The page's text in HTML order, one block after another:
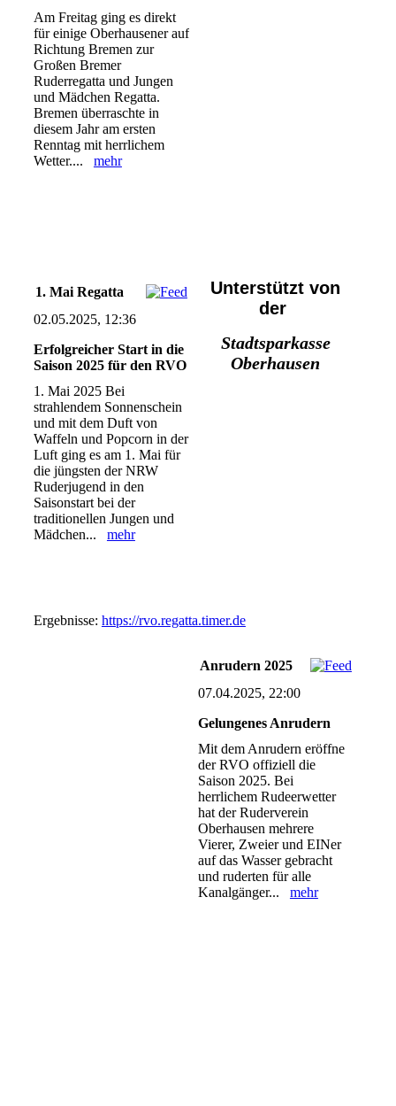
Am Freitag ging es direkt
für einige Oberhausener auf
Richtung Bremen zur
Großen Bremer
Ruderregatta und Jungen
und Mädchen Regatta.
Bremen überraschte in
diesem Jahr am ersten
Renntag mit herrlichem
Wetter.... mehr
1. Mai Regatta
02.05.2025, 12:36
Erfolgreicher Start in die
Saison 2025 für den RVO
1. Mai 2025 Bei
strahlendem Sonnenschein
und mit dem Duft von
Waffeln und Popcorn in der
Luft ging es am 1. Mai für
die jüngsten der NRW
Ruderjugend in den
Saisonstart bei der
traditionellen Jungen und
Mädchen... mehr
Ergebnisse: https://rvo.regatta.timer.de
Unterstützt von
der
Stadtsparkasse
Oberhausen
Anrudern 2025
07.04.2025, 22:00
Gelungenes Anrudern
Mit dem Anrudern eröffne
der RVO offiziell die
Saison 2025. Bei
herrlichem Rudeerwetter
hat der Ruderverein
Oberhausen mehrere
Vierer, Zweier und EINer
auf das Wasser gebracht
und ruderten für alle
Kanalgänger... mehr